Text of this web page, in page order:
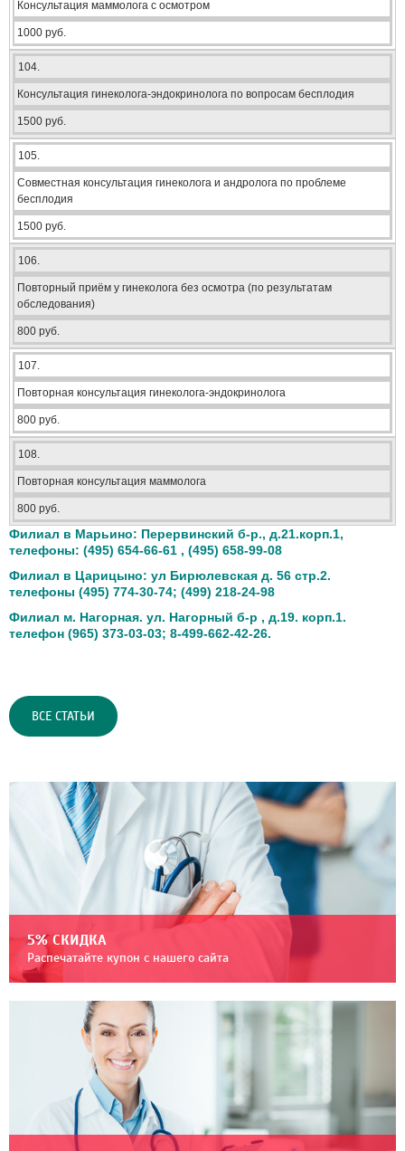
Консультация маммолога с осмотром
1000 руб.
104.
Консультация гинеколога-эндокринолога по вопросам бесплодия
1500 руб.
105.
Совместная консультация гинеколога и андролога по проблеме
бесплодия
1500 руб.
106.
Повторный приём у гинеколога без осмотра (по результатам
обследования)
800 руб.
107.
Повторная консультация гинеколога-эндокринолога
800 руб.
108.
Повторная консультация маммолога
800 руб.
Филиал в Марьино: Перервинский б-р., д.21.корп.1,
телефоны: (495) 654-66-61 , (495) 658-99-08
Филиал в Царицыно: ул Бирюлевская д. 56 стр.2.
телефоны (495) 774-30-74; (499) 218-24-98
Филиал м. Нагорная. ул. Нагорный б-р , д.19. корп.1.
телефон (965) 373-03-03; 8-499-662-42-26.
ВСЕ СТАТЬИ
5% СКИДКА
Распечатайте купон с нашего сайта